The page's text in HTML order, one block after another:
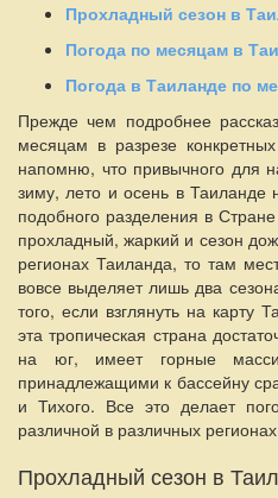
Прохладный сезон в
Погода по месяцам в
Погода в Таиланде по
Прежде чем подробнее
месяцам в разрезе
напомню, что привычного для
зиму, лето и осень в Таиланде
подобного разделения в
прохладный, жаркий и сезон
регионах Таиланда, то там
вовсе выделяет лишь два
того, если взглянуть на карту
эта тропическая страна
на юг, имеет горные
принадлежащими к бассейну
и Тихого. Все это делает
различной в различных
Прохладный сезон в